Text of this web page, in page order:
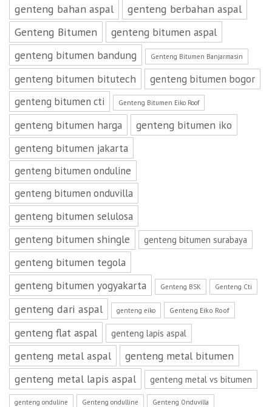
genteng bahan aspal
genteng berbahan aspal
Genteng Bitumen
genteng bitumen aspal
genteng bitumen bandung
Genteng Bitumen Banjarmasin
genteng bitumen bitutech
genteng bitumen bogor
genteng bitumen cti
Genteng Bitumen Eiko Roof
genteng bitumen harga
genteng bitumen iko
genteng bitumen jakarta
genteng bitumen onduline
genteng bitumen onduvilla
genteng bitumen selulosa
genteng bitumen shingle
genteng bitumen surabaya
genteng bitumen tegola
genteng bitumen yogyakarta
Genteng BSK Genteng Cti
genteng dari aspal genteng eiko Genteng Eiko Roof
genteng flat aspal genteng lapis aspal
genteng metal aspal
genteng metal bitumen
genteng metal lapis aspal
genteng metal vs bitumen
genteng onduline Genteng ondulline Genteng Onduvilla